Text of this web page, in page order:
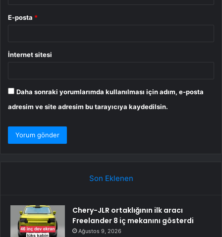
E-posta *
İnternet sitesi
Daha sonraki yorumlarımda kullanılması için adım, e-posta
adresim ve site adresim bu tarayıcıya kaydedilsin.
Son Eklenen
Chery-JLR ortaklığının ilk aracı
Freelander 8 iç mekanını gösterdi
Ağustos 9, 2026